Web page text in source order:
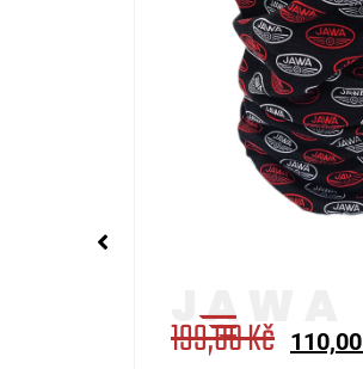
199,00Kč 110,00